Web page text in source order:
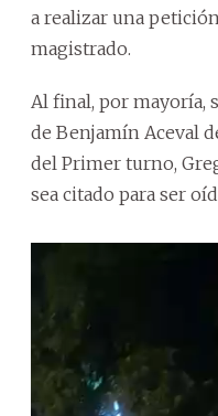
a realizar una
magistrado.
Al final, por mayoría,
de Benjamín Aceval
del Primer turno,
sea citado para ser